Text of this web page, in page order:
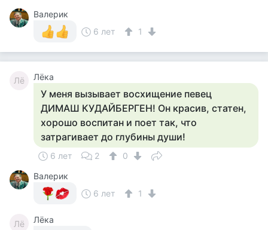
Валерик
6 лет
1
Лё Лёка
У меня вызывает восхищение певец
ДИМАШ КУДАЙБЕРГЕН! Он красив, статен,
хорошо воспитан и поет так, что
затрагивает до глубины души!
6 лет 2
0
Валерик
6 лет
1
Лё Лёка